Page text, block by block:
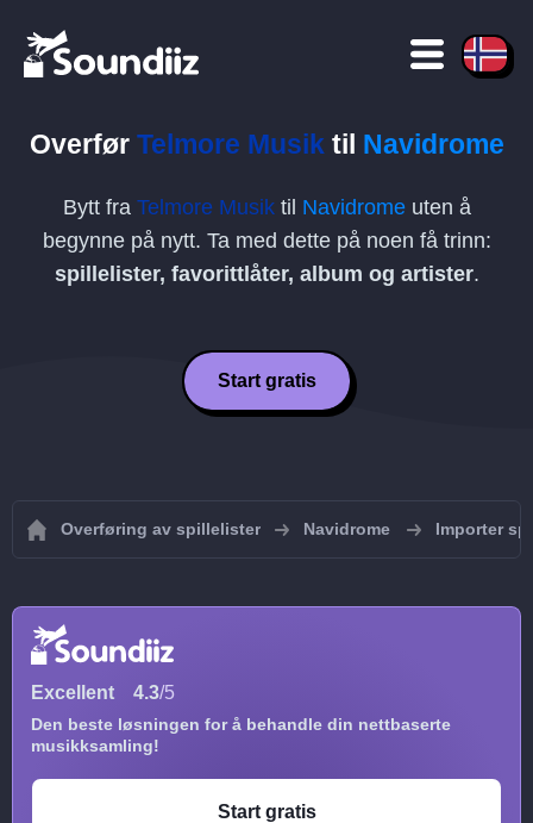
Overfør Telmore Musik til Navidrome
Bytt fra Telmore Musiktil Navidromeuten å
begynne på nytt. Ta med dette på noen få trinn:
spillelister, favorittlåter, album og artister.
Start gratis
Overføring av spillelister Navidrome Importer
Excellent 4.3/5
Den beste løsningen for å behandle din nettbaserte
musikksamling!
Start gratis